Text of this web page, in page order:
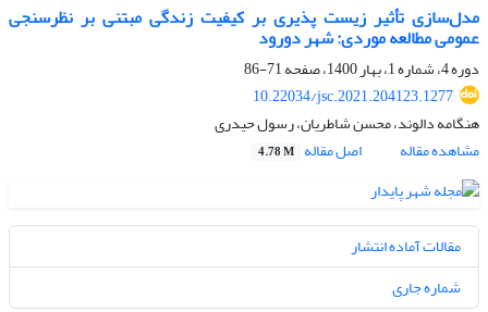
مدل‌سازی تأثیر زیست پذیری بر کیفیت زندگی مبتنی بر نظرسنجی
عمومی مطالعه موردی: شهر دورود
دوره 4، شماره 1، بهار 1400، صفحه
71-86
10.22034/jsc.2021.204123.1277
هنگامه دالوند، محسن شاطریان، رسول حیدری
مشاهده مقاله
اصل مقاله 4.78 M
مقالات آماده انتشار
شماره جاری